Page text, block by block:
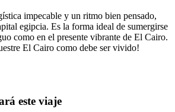
impecable y un ritmo bien pensado,
egipcia. Es la forma ideal de sumergirse
como en el presente vibrante de El Cairo.
El Cairo como debe ser vivido!
este viaje